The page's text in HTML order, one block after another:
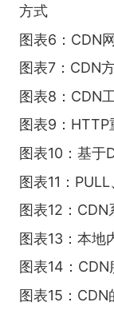
方式
图表6：CDN
图表7：CDN
图表8：CDN
图表9：HTTP
图表10：基于
图表11：
图表12：CDN
图表13：本地
图表14：
图表15：